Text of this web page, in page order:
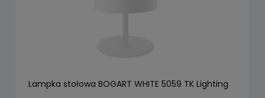
Lampka stołowa BOGART WHITE 5059 TK Lighting